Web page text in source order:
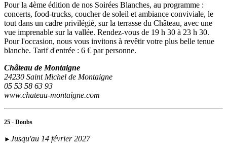
Pour la 4ème édition de nos Soirées Blanches, au programme :
concerts, food-trucks, coucher de soleil et ambiance conviviale, le
tout dans un cadre privilégié, sur la terrasse du Château, avec une
vue imprenable sur la vallée. Rendez-vous de 19 h 30 à 23 h 30.
Pour l'occasion, nous vous invitons à revêtir votre plus belle tenue
blanche. Tarif d'entrée : 6 € par personne.
Château de Montaigne
24230 Saint Michel de Montaigne
05 53 58 63 93
www.chateau-montaigne.com
25 - Doubs
► Jusqu'au 14 février 2027